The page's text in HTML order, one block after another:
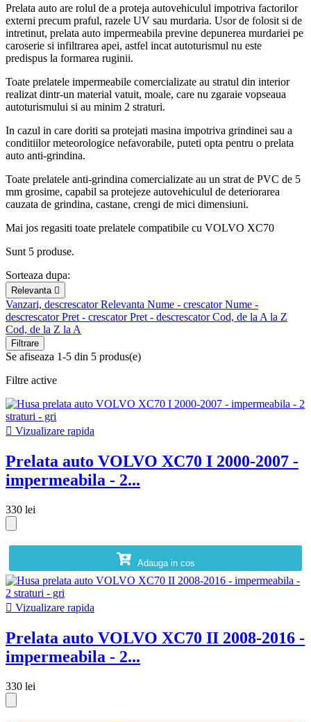
Prelata auto are rolul de a proteja autovehiculul impotriva factorilor
externi precum praful, razele UV sau murdaria. Usor de folosit si de
intretinut, prelata auto impermeabila previne depunerea murdariei pe
caroserie si infiltrarea apei, astfel incat autoturismul nu este
predispus la formarea ruginii.
Toate prelatele impermeabile comercializate au stratul din interior
realizat dintr-un material vatuit, moale, care nu zgaraie vopseaua
autoturismului si au minim 2 straturi.
In cazul in care doriti sa protejati masina impotriva grindinei sau a
conditiilor meteorologice nefavorabile, puteti opta pentru o prelata
auto anti-grindina.
Toate prelatele anti-grindina comercializate au un strat de PVC de 5
mm grosime, capabil sa protejeze autovehiculul de deteriorarea
cauzata de grindina, castane, crengi de mici dimensiuni.
Mai jos regasiti toate prelatele compatibile cu VOLVO XC70
Sunt 5 produse.
Sorteaza dupa:
Relevanta 
Vanzari, descrescatorRelevanta Nume - crescatorNume -
descrescatorPret - crescatorPret - descrescatorCod, de la A la Z
Cod, de la Z la A
Filtrare
Se afiseaza 1-5 din 5 produs(e)
Filtre active
 Vizualizare rapida
Prelata auto VOLVO XC70 I 2000-2007 -
impermeabila - 2...
330 lei
Adauga in cos
 Vizualizare rapida
Prelata auto VOLVO XC70 II 2008-2016 -
impermeabila - 2...
330 lei